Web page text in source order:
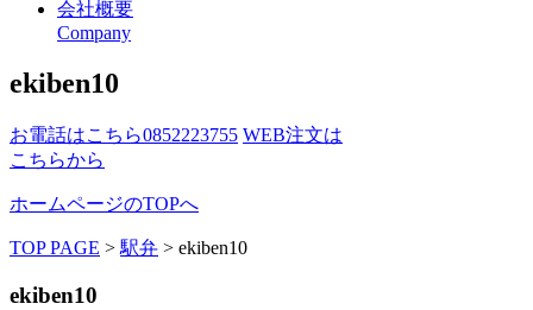
会社概要
Company
ekiben10
お電話はこちら0852223755 WEB注文は
こちらから
ホームページのTOPへ
TOP PAGE > 駅弁 > ekiben10
ekiben10